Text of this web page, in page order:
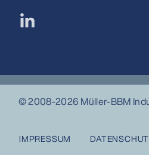
© 2008-2026 Müller-BBM
IMPRESSUM